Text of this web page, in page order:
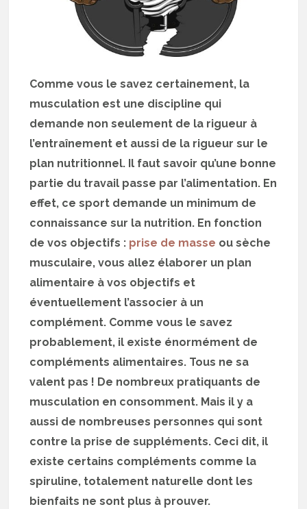
Comme vous le savez certainement, la
musculation est une discipline qui
demande non seulement de la rigueur à
l’entraînement et aussi de la rigueur sur le
plan nutritionnel. Il faut savoir qu’une bonne
partie du travail passe par l’alimentation. En
effet, ce sport demande un minimum de
connaissance sur la nutrition. En fonction
de vos objectifs : prise de masse ou sèche
musculaire, vous allez élaborer un plan
alimentaire à vos objectifs et
éventuellement l’associer à un
complément. Comme vous le savez
probablement, il existe énormément de
compléments alimentaires. Tous ne sa
valent pas ! De nombreux pratiquants de
musculation en consomment. Mais il y a
aussi de nombreuses personnes qui sont
contre la prise de suppléments. Ceci dit, il
existe certains compléments comme la
spiruline, totalement naturelle dont les
bienfaits ne sont plus à prouver.